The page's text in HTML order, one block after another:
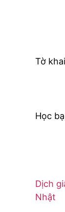
Tờ
Học
Dịch
Nhật